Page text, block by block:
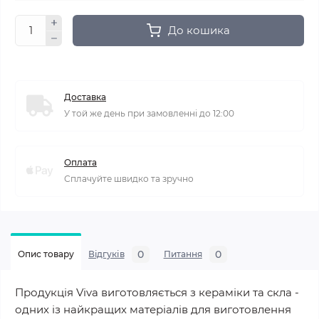
До кошика
Доставка
У той же день при замовленні до 12:00
Оплата
Сплачуйте швидко та зручно
Опис товару Відгуків 0 Питання 0
Продукція Viva виготовляється з кераміки та скла -
одних із найкращих матеріалів для виготовлення